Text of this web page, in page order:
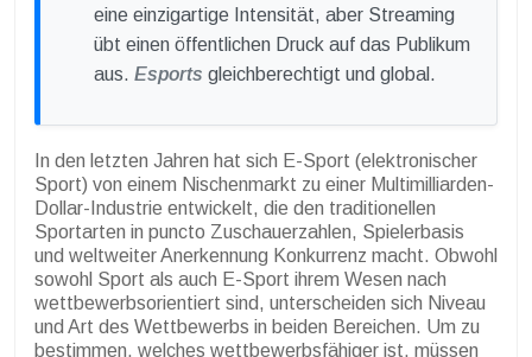
eine einzigartige Intensität, aber Streaming
übt einen öffentlichen Druck auf das Publikum
aus. Esports gleichberechtigt und global.
In den letzten Jahren hat sich E-Sport (elektronischer
Sport) von einem Nischenmarkt zu einer Multimilliarden-
Dollar-Industrie entwickelt, die den traditionellen
Sportarten in puncto Zuschauerzahlen, Spielerbasis
und weltweiter Anerkennung Konkurrenz macht. Obwohl
sowohl Sport als auch E-Sport ihrem Wesen nach
wettbewerbsorientiert sind, unterscheiden sich Niveau
und Art des Wettbewerbs in beiden Bereichen. Um zu
bestimmen, welches wettbewerbsfähiger ist, müssen